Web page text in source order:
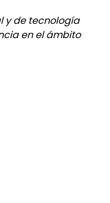
y de tecnología
en el ámbito